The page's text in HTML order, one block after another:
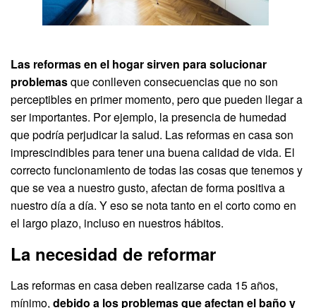
Las reformas en el hogar sirven para solucionar
problemasque conlleven consecuencias que no son
perceptibles en primer momento, pero que pueden llegar a
ser importantes. Por ejemplo, la presencia de humedad
que podría perjudicar la salud. Las reformas en casa son
imprescindibles para tener una buena calidad de vida. El
correcto funcionamiento de todas las cosas que tenemos y
que se vea a nuestro gusto, afectan de forma positiva a
nuestro día a día. Y eso se nota tanto en el corto como en
el largo plazo, incluso en nuestros hábitos.
La necesidad de reformar
Las reformas en casa deben realizarse cada 15 años,
mínimo, debido a los problemas que afectan el baño y